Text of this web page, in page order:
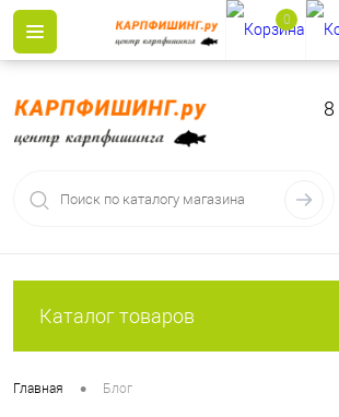
Каталог товаров
Главная • Блог
0